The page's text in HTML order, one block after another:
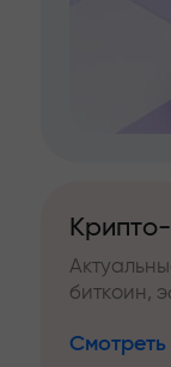
биткоин,
Смотреть